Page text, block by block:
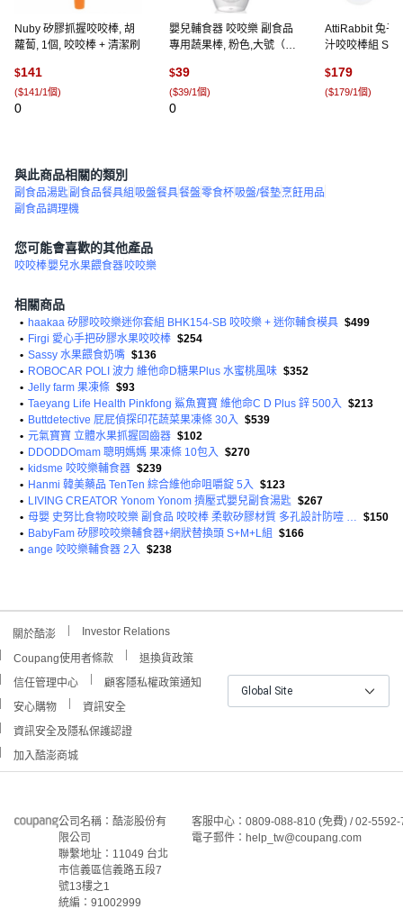
Nuby 矽膠抓握咬咬棒, 胡
蘿蔔, 1個, 咬咬棒 + 清潔刷
$141
($141/1個)
0
嬰兒輔食器 咬咬樂 副食品
專用蔬果棒, 粉色,大號（9
$39
($39/1個)
0
AttiRabbit 兔子
汁咬咬棒組 S +
$179
($179/1個)
與此商品相關的類別
副食品湯匙副食品餐具組 吸盤餐具餐盤零食杯吸盤/餐墊烹飪用品
副食品調理機
您可能會喜歡的其他產品
咬咬棒嬰兒水果餵食器咬咬樂
相關商品
• haakaa 矽膠咬咬樂迷你套組 BHK154-SB 咬咬樂 + 迷你輔食模具 $499
• Firgi 愛心手把矽膠水果咬咬棒 $254
• Sassy 水果餵食奶嘴 $136
• ROBOCAR POLI 波力 維他命D糖果Plus 水蜜桃風味 $352
• Jelly farm 果凍條 $93
• Taeyang Life Health Pinkfong 鯊魚寶寶 維他命C D Plus 鋅 500入 $213
• Buttdetective 屁屁偵探印花蔬菜果凍條 30入 $539
• 元氣寶寶 立體水果抓握固齒器 $102
• DDODDOmam 聰明媽媽 果凍條 10包入 $270
• kidsme 咬咬樂輔食器 $239
• Hanmi 韓美藥品 TenTen 綜合維他命咀嚼錠 5入 $123
• LIVING CREATOR Yonom Yonom 擠壓式嬰兒副食湯匙 $267
•
母嬰 史努比食物咬咬樂 副食品 咬咬棒 柔軟矽膠材質 多孔設計防噎 可愛造型吸引寶寶 安全無毒 $150
• BabyFam 矽膠咬咬樂輔食器+網狀替換頭 S+M+L組
$166
• ange 咬咬樂輔食器 2入 $238
關於酷澎 Investor Relations
Coupang使用者條款
退換貨政策
信任管理中心
顧客隱私權政策通知
安心購物
資訊安全
資訊安全及隱私保護認證
加入酷澎商城
Global Site
公司名稱：酷澎股份有
限公司
聯繫地址：11049 台北
市信義區信義路五段7
號13樓之1
統編：91002999
客服中心：0809-088-810 (免費) / 02-
電子郵件：help_tw@coupang.com